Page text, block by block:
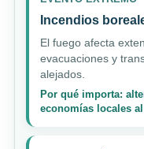
Incendios
El fuego afecta
evacuaciones y
alejados.
Por qué importa:
economías locales